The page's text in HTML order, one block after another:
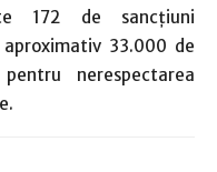
172 de sancţiuni
33.000 de
nerespectarea